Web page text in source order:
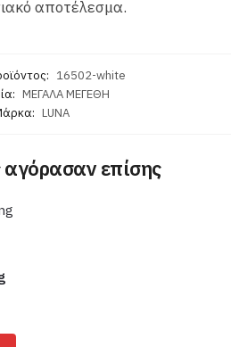
αποτέλεσμα.
16502-white
ΜΕΓΑΛΑ ΜΕΓΕΘΗ
LUNA
αγόρασαν επίσης